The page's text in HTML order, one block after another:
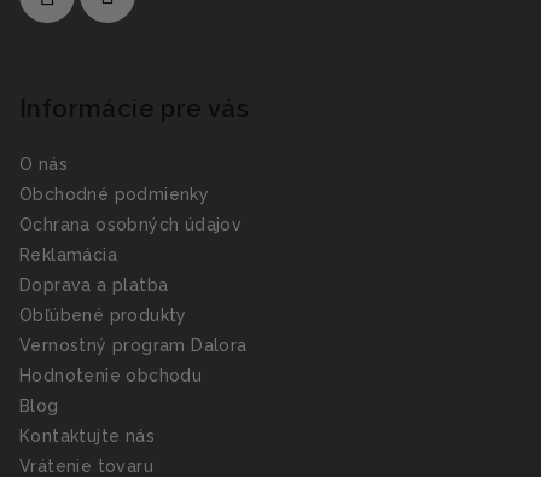
Informácie pre vás
O nás
Obchodné podmienky
Ochrana osobných údajov
Reklamácia
Doprava a platba
Obľúbené produkty
Vernostný program Dalora
Hodnotenie obchodu
Blog
Kontaktujte nás
Vrátenie tovaru